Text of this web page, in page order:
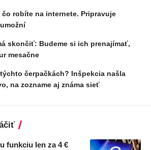
robíte na internete. Pripravuje
skončiť: Budeme si ich prenajímať,
mesačne
čerpačkách? Inšpekcia našla
na zozname aj známa sieť
funkciu len za 4 €